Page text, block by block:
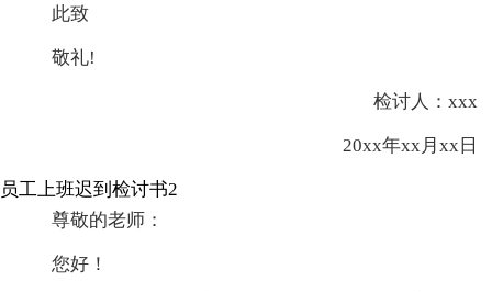
此致
敬礼!
检讨人：xxx
20xx年xx月xx日
员工上班迟到检讨书2
尊敬的老师：
您好！